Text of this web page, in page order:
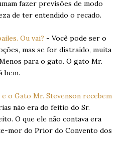
fazer previsões de modo
de ter entendido o recado.
Ou vai? - Você pode ser o
mas se for distraído, muita
para o gato. O gato Mr.
bem.
o Gato Mr. Stevenson recebem
não era do feitio do Sr.
O que ele não contava era
mor do Prior do Convento dos